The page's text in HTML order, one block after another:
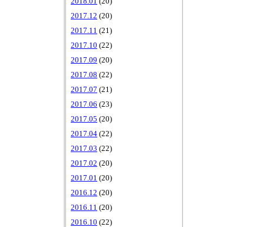
2017.12 (20)
2017.11 (21)
2017.10 (22)
2017.09 (20)
2017.08 (22)
2017.07 (21)
2017.06 (23)
2017.05 (20)
2017.04 (22)
2017.03 (22)
2017.02 (20)
2017.01 (20)
2016.12 (20)
2016.11 (20)
2016.10 (22)